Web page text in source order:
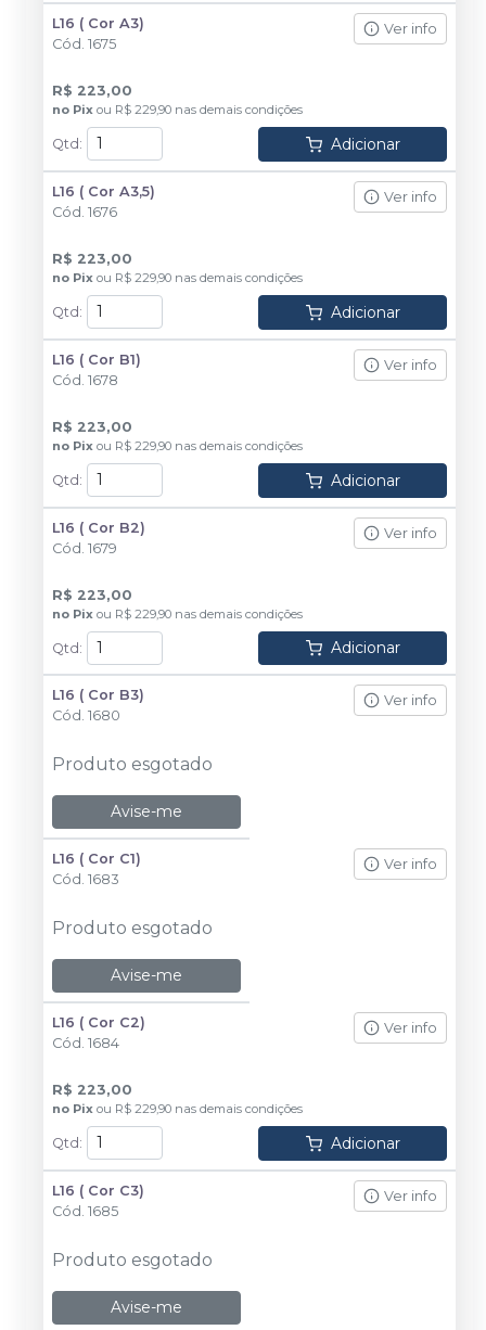
L16 ( Cor A3)
Cód. 1675
Ver info
R$ 223,00
no Pix ou R$ 229,90 nas demais condições
Qtd : Adicionar
L16 ( Cor A3,5)
Cód. 1676
Ver info
R$ 223,00
no Pix ou R$ 229,90 nas demais condições
Qtd : Adicionar
L16 ( Cor B1)
Cód. 1678
Ver info
R$ 223,00
no Pix ou R$ 229,90 nas demais condições
Qtd: Adicionar
L16 ( Cor B2)
Cód. 1679
Ver info
R$ 223,00
no Pix ou R$ 229,90 nas demais condições
Qtd: Adicionar
L16 ( Cor B3)
Cód. 1680
Ver info
Produto esgotado
Avise-me
L16 ( Cor C1)
Cód. 1683
Ver info
Produto esgotado
Avise-me
L16 ( Cor C2)
Cód. 1684
Ver info
R$ 223,00
no Pix ou R$ 229,90 nas demais condições
Qtd : Adicionar
L16 ( Cor C3)
Cód. 1685
Ver info
Produto esgotado
Avise-me